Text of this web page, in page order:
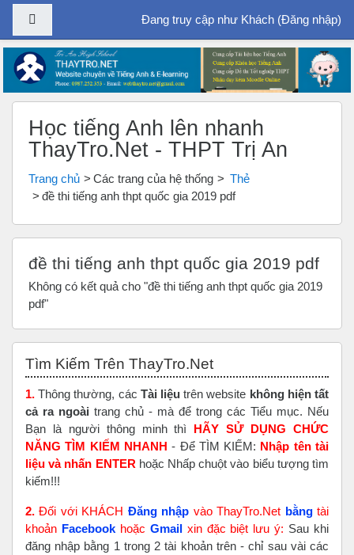
Chuyển tới nội dung chính
Bảng điều khiển cạnhĐang truy cập như Khách (Đăng nhập)
Học tiếng Anh lên nhanh
ThayTro.Net - THPT Trị An
Trang chủ Các trang của hệ thống
Thẻ
đề thi tiếng anh thpt quốc gia 2019 pdf
đề thi tiếng anh thpt quốc gia 2019 pdf
Không có kết quả cho "đề thi tiếng anh thpt quốc gia 2019
pdf"
Tìm Kiếm Trên ThayTro.Net
1. Thông thường, các Tài liệu trên website không hiện tất
cả ra ngoài trang chủ - mà để trong các Tiểu mục. Nếu
Bạn là người thông minh thì HÃY SỬ DỤNG CHỨC
NĂNG TÌM KIẾM NHANH - Để TÌM KIẾM: Nhập tên tài
liệu và nhấn ENTER hoặc Nhấp chuột vào biểu tượng tìm
kiếm!!!
2. Đối với KHÁCH Đăng nhập vào ThayTro.Net bằngtài
khoản Facebook hoặc Gmailxin đặc biệt lưu ý: Sau khi
đăng nhập bằng 1 trong 2 tài khoản trên - chỉ sau vài các